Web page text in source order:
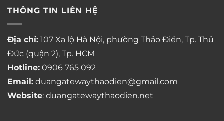
THÔNG TIN LIÊN HỆ
Địa chỉ: 107 Xa lộ Hà Nội, phường Thảo Điền, Tp. Thủ
Đức (quận 2), Tp. HCM
Hotline: 0906 765 092
Email: duangatewaythaodien@gmail.com
Website: duangatewaythaodien.net